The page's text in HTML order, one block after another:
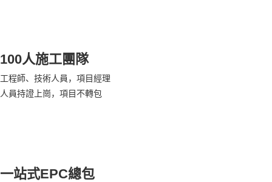
100人施工團隊
工程師、技術人員，項目經理
人員持證上崗，項目不轉包
一站式EPC總包